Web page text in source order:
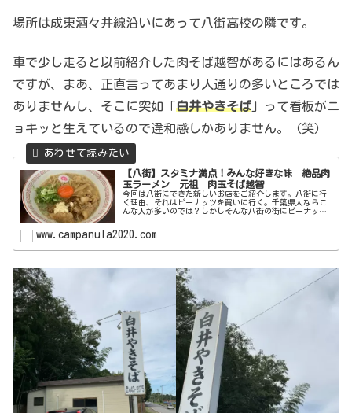
場所は成東酒々井線沿いにあって八街高校の隣です。
車で少し走ると以前紹介した肉そば越智があるにはあるん
ですが、まあ、正直言ってあまり人通りの多いところでは
ありませんし、そこに突如「白井やきそば 」って看板がニ
ョキッと生えているので違和感しかありません。（笑）
【八街】スタミナ満点！みんな好きな味 絶品肉
玉ラーメン 元祖 肉玉そば越智
今回は八街にできた新しいお店をご紹介します。八街に行
く理由、それはピーナッツを買いに行く。千葉県人ならこ
んな人が多いのでは？しかしそんな八街の街にピーナッツ
www.campanula2020.com